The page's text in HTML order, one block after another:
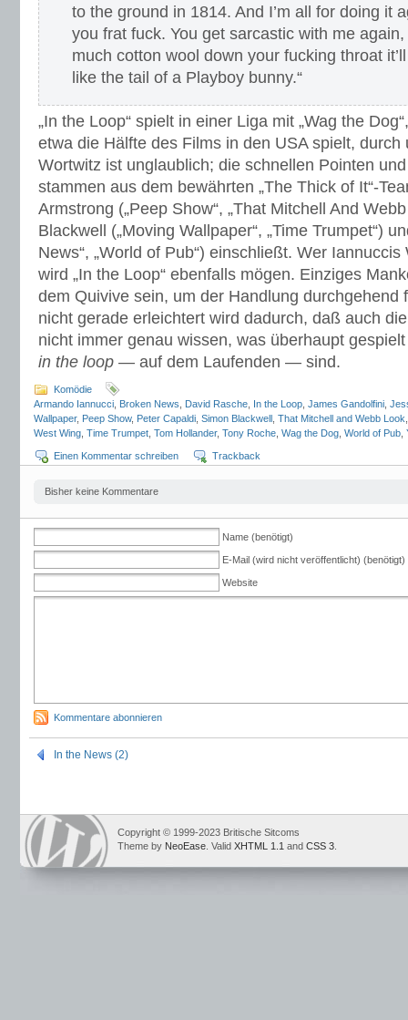
to the ground in 1814. And I’m all for doing it
you frat fuck. You get sarcastic with me
much cotton wool down your fucking throat
like the tail of a Playboy bunny.“
„In the Loop“ spielt in einer Liga mit „Wag the
etwa die Hälfte des Films in den USA spielt,
Wortwitz ist unglaublich; die schnellen Pointen
stammen aus dem bewährten „The Thick of It“-
Armstrong („Peep Show“, „That Mitchell And
Blackwell („Moving Wallpaper“, „Time Trumpet“)
News“, „World of Pub“) einschließt. Wer
wird „In the Loop“ ebenfalls mögen. Einziges
dem Quivive sein, um der Handlung durchgehend
nicht gerade erleichtert wird dadurch, daß auch
nicht immer genau wissen, was überhaupt
in the loop — auf dem Laufenden — sind.
Komödie
Armando Iannucci Broken News David Rasche In the Loop James Gandolfini
Wallpaper, Peep Show, Peter Capaldi Simon Blackwell That Mitchell and Webb Look
West Wing Time Trumpet Tom Hollander, Tony Roche Wag the Dog World of Pub
Einen Kommentar schreiben Trackback
Bisher keine Kommentare
Name (benötigt)
E-Mail (wird nicht veröffentlicht) (benötigt)
Website
Kommentare abonnieren
In the News (2)
Copyright © 1999-2023 Britische Sitcoms
Theme by NeoEase . Valid XHTML 1.1 and CSS 3